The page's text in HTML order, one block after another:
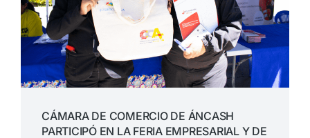
CÁMARA DE COMERCIO DE ÁNCASH
PARTICIPÓ EN LA FERIA EMPRESARIAL Y DE